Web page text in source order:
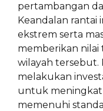
pertambangan
Keandalan rantai
ekstrem serta
memberikan nilai
wilayah tersebut.
melakukan
untuk
memenuhi